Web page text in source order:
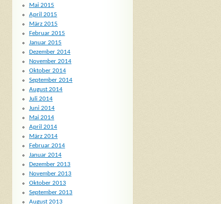
Mai 2015
April 2015
März 2015
Februar 2015
Januar 2015
Dezember 2014
November 2014
Oktober 2014
September 2014
August 2014
Juli 2014
Juni 2014
Mai 2014
April 2014
März 2014
Februar 2014
Januar 2014
Dezember 2013
November 2013
Oktober 2013
September 2013
August 2013